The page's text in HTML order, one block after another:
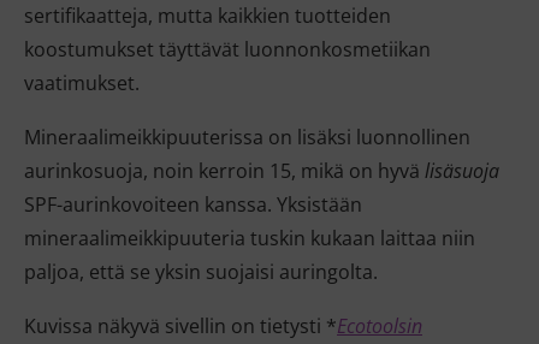
sertifikaatteja, mutta kaikkien tuotteiden
koostumukset täyttävät luonnonkosmetiikan
vaatimukset.
Mineraalimeikkipuuterissa on lisäksi luonnollinen
aurinkosuoja, noin kerroin 15, mikä on hyvä lisäsuoja
SPF-aurinkovoiteen kanssa. Yksistään
mineraalimeikkipuuteria tuskin kukaan laittaa niin
paljoa, että se yksin suojaisi auringolta.
Kuvissa näkyvä sivellin on tietysti *Ecotoolsin